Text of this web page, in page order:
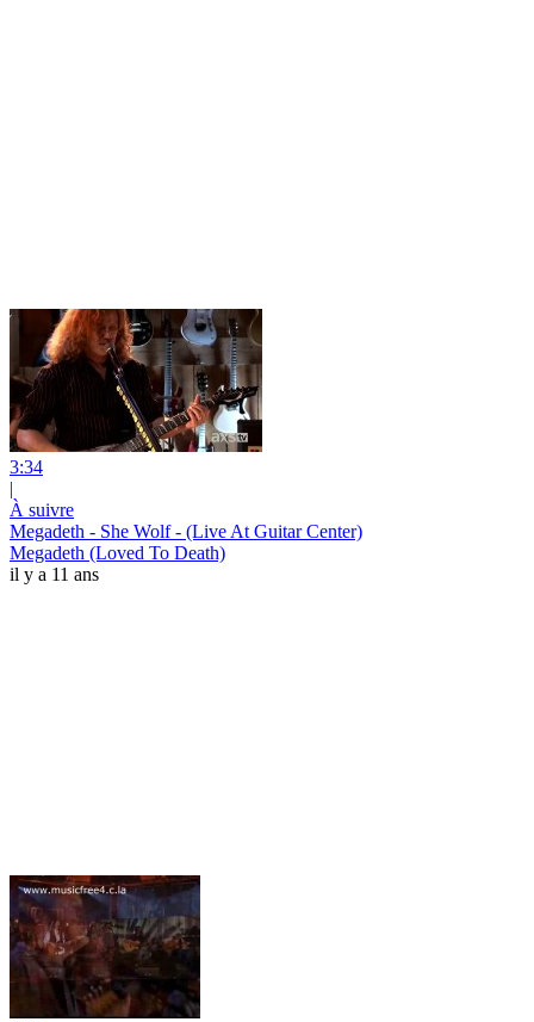
3:34
|
À suivre
Megadeth - She Wolf - (Live At Guitar Center)
Megadeth (Loved To Death)
il y a 11 ans